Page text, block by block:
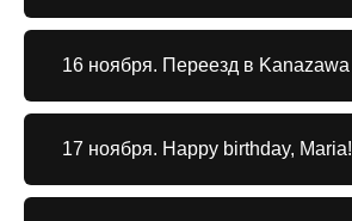
16 ноября. Переезд в Kanazawa
17 ноября. Happy birthday, Maria!